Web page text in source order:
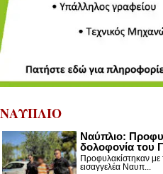
ΝΑΥΠΛΙΟ
Ναύπλιο:
δολοφονία του
Προφυλακίστηκαν
εισαγγελέα Ναυπ...